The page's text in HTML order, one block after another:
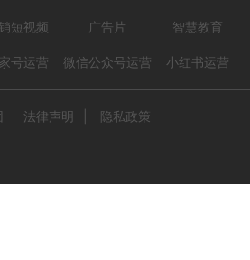
短视频 广告片 智慧教育
号运营 微信公众号运营 小红书运营
法律声明 隐私政策